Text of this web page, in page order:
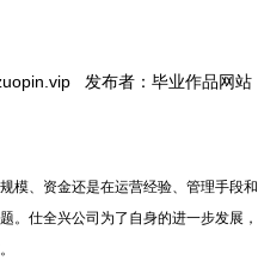
发布者：毕业作品网站
模、资金还是在运营经验、管理手段和
。仕全兴公司为了自身的进一步发展，